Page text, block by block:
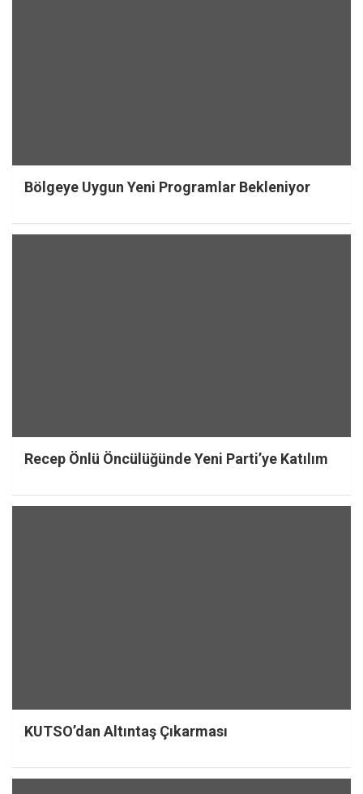
Bölgeye Uygun Yeni Programlar Bekleniyor
Recep Önlü Öncülüğünde Yeni Parti’ye Katılım
KUTSO’dan Altıntaş Çıkarması